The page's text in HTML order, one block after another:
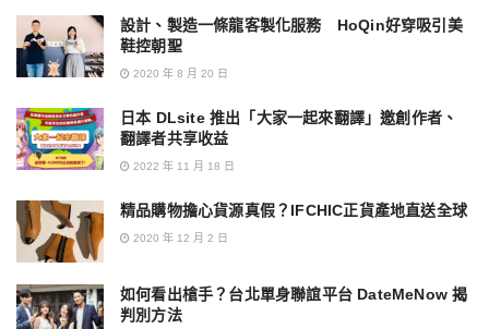
設計、製造一條龍客製化服務 HoQin好穿吸引美
鞋控朝聖
2020 年 8 月 20 日
日本 DLsite 推出「大家一起來翻譯」邀創作者、
翻譯者共享收益
2022 年 11 月 18 日
精品購物擔心貨源真假？IFCHIC正貨產地直送全球
2020 年 12 月 2 日
如何看出槍手？台北單身聯誼平台 DateMeNow 揭
判別方法